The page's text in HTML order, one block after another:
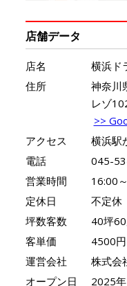
店舗データ
店名
横浜ド
住所
神奈川
レゾ
>>
アクセス
横浜駅
電話
045-
営業時間
16:00
定休日
不定休
坪数客数
40坪
客単価
4500円
運営会社
株式会
オープン日
2025